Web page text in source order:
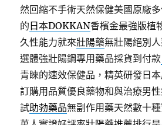
然回縮不手術天然保健美國原廠
的 日本DOKKAN香檳金最強版植
久性能力就來壯陽藥無壯陽絕別
選體強壯陽鋼專用藥品採貨到付款
青睞的速效保健品，精英研發日
訂購用品質優良藥物和與治療男
試助勃藥品無副作用藥天然數十